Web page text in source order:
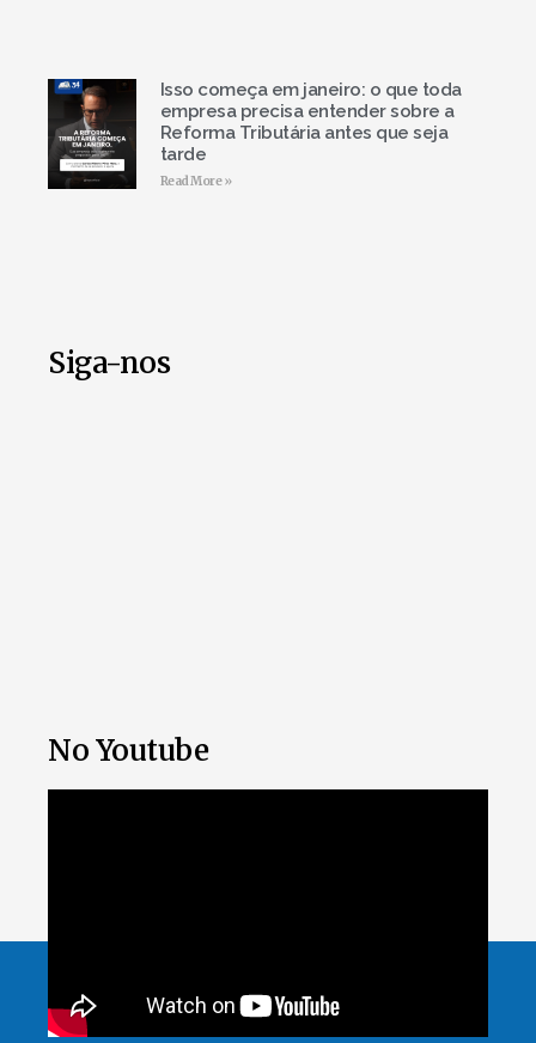
Isso começa em janeiro: o que toda
empresa precisa entender sobre a
Reforma Tributária antes que seja
tarde
Read More »
Siga-nos
No Youtube